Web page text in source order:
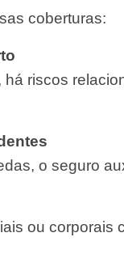
coberturas:
riscos
o seguro
ou